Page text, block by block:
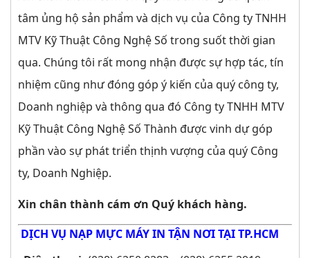
tâm ủng hộ sản phẩm và dịch vụ của Công ty TNHH
MTV Kỹ Thuật Công Nghệ Số trong suốt thời gian
qua. Chúng tôi rất mong nhận được sự hợp tác, tín
nhiệm cũng như đóng góp ý kiến của quý công ty,
Doanh nghiệp và thông qua đó Công ty TNHH MTV
Kỹ Thuật Công Nghệ Số Thành được vinh dự góp
phần vào sự phát triển thịnh vượng của quý Công
ty, Doanh Nghiệp.
Xin chân thành cám ơn Quý khách hàng.
DỊCH VỤ NẠP MỰC MÁY IN TẬN NƠI TẠI TP.HCM